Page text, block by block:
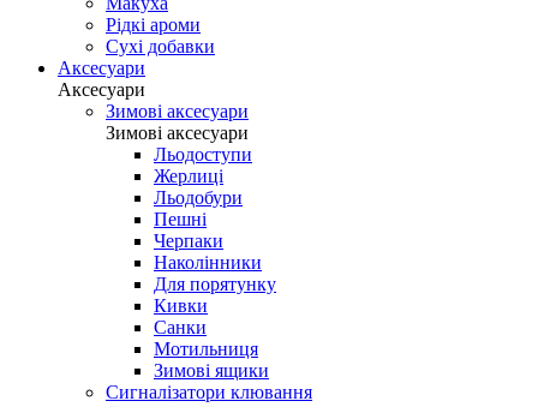
Рідкі ароми
Сухі добавки
Аксесуари
Аксесуари
Зимові аксесуари
Зимові аксесуари
Льодоступи
Жерлиці
Льодобури
Пешні
Черпаки
Наколінники
Для порятунку
Кивки
Санки
Мотильниця
Зимові ящики
Сигналізатори клювання